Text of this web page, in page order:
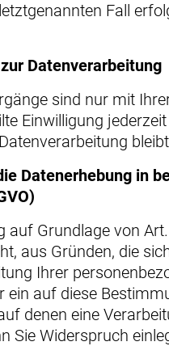
Fall
Datenverarbeitung
sind nur mit
Einwilligung
Datenerhebung in
auf Grundlage von
aus Gründen, die
Ihrer
ein auf diese
denen eine
Sie Widerspruch